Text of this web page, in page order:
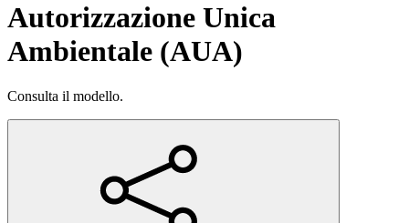
Autorizzazione Unica
Ambientale (AUA)
Consulta il modello.